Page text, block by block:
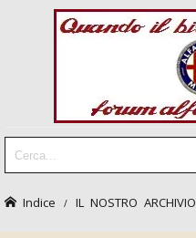
Indice IL NOSTRO ARCHIVIO